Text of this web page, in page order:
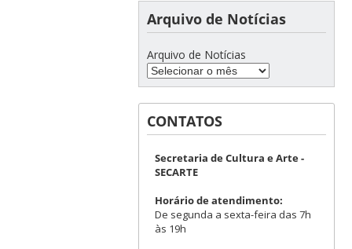
Arquivo de Notícias
Arquivo de Notícias
CONTATOS
Secretaria de Cultura e Arte -
SECARTE
Horário de atendimento:
De segunda a sexta-feira das 7h
às 19h